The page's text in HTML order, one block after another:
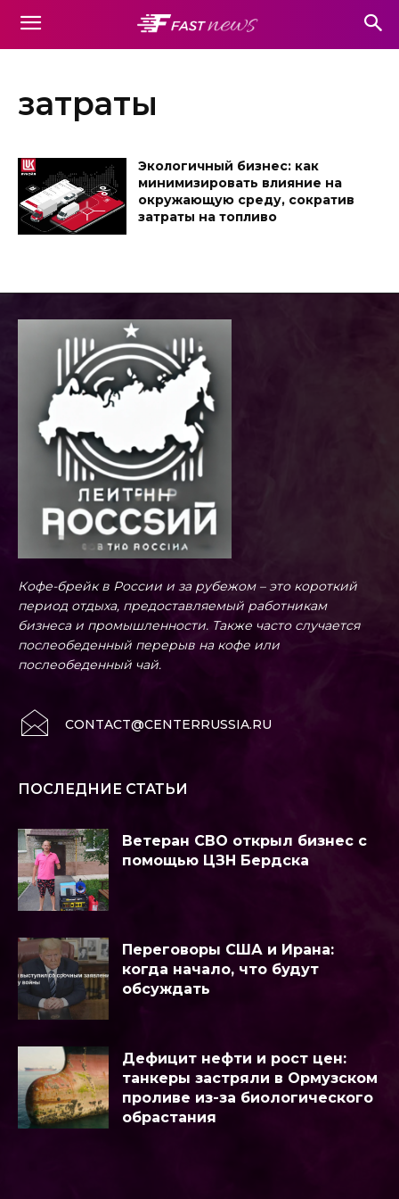
затраты
Экологичный бизнес: как
минимизировать влияние на
окружающую среду, сократив
затраты на топливо
Кофе-брейк в России и за рубежом – это короткий
период отдыха, предоставляемый работникам
бизнеса и промышленности. Также часто случается
послеобеденный перерыв на кофе или
послеобеденный чай.
CONTACT@CENTERRUSSIA.RU
ПОСЛЕДНИЕ СТАТЬИ
Ветеран СВО открыл бизнес с
помощью ЦЗН Бердска
Переговоры США и Ирана:
когда начало, что будут
обсуждать
Дефицит нефти и рост цен:
танкеры застряли в Ормузском
проливе из-за биологического
обрастания